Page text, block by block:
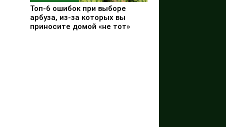
Топ-6 ошибок при выборе
арбуза, из-за которых вы
приносите домой «не тот»